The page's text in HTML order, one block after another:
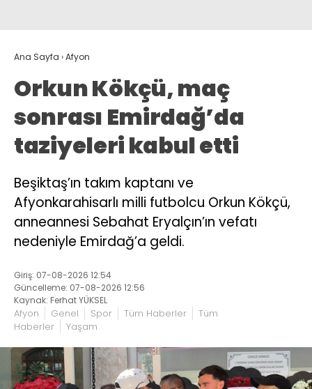
Ana Sayfa ›Afyon
Orkun Kökçü, maç
sonrası Emirdağ’da
taziyeleri kabul etti
Beşiktaş’ın takım kaptanı ve
Afyonkarahisarlı milli futbolcu Orkun Kökçü,
anneannesi Sebahat Eryalçın’ın vefatı
nedeniyle Emirdağ’a geldi.
Giriş: 07-08-2026 12:54
Güncelleme: 07-08-2026 12:56
Kaynak: Ferhat YÜKSEL
Afyon Genel Spor Tüm Haberler
Tüm
Haberler
Yaşam